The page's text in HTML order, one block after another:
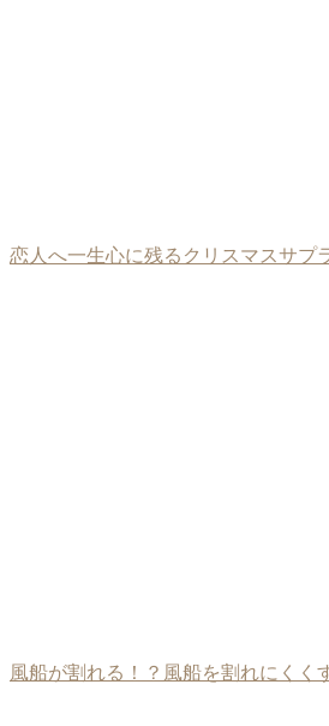
恋人へ一生心に残るクリスマスサプ
風船が割れる！？風船を割れにくく